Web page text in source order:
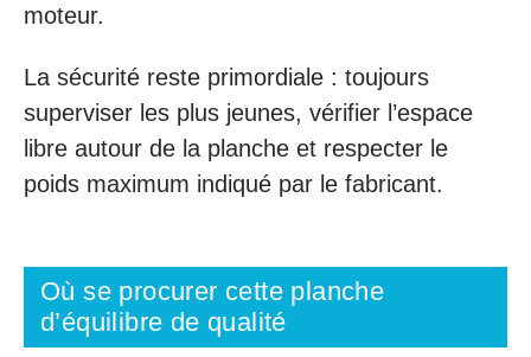
moteur.
La sécurité reste primordiale : toujours
superviser les plus jeunes, vérifier l’espace
libre autour de la planche et respecter le
poids maximum indiqué par le fabricant.
Où se procurer cette planche
d’équilibre de qualité